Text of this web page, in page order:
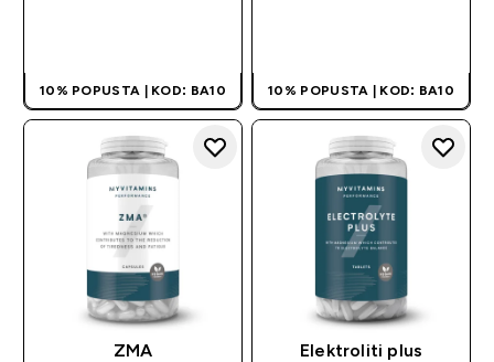
10% POPUSTA | KOD: BA10 10% POPUSTA | KOD: BA10
ZMA
Elektroliti plus